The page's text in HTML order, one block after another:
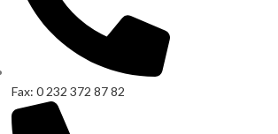
Fax: 0 232 372 87 82